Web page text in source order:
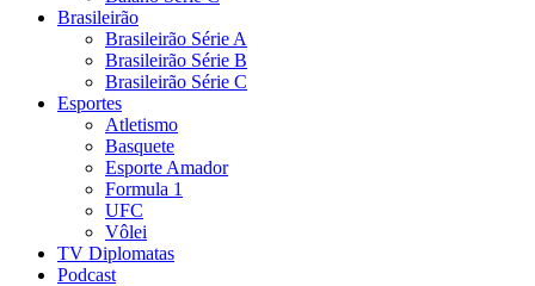
Brasileirão
Brasileirão Série A
Brasileirão Série B
Brasileirão Série C
Esportes
Atletismo
Basquete
Esporte Amador
Formula 1
UFC
Vôlei
TV Diplomatas
Podcast